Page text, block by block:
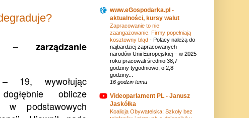
– zarządzanie
19, wywołując
oblicze
w podstawowych
www.eGospodarka.pl -
aktualności, kursy walut
Zapracowanie to nie
zaangażowanie. Firmy popełniają
kosztowny błąd - Polacy należą do
najbardziej zapracowanych
narodów Unii Europejskiej – w 2025
roku pracowali średnio 38,7
godziny tygodniowo, o 2,8
godziny...
16 godzin temu
Videoparlament PL - Janusz
Jaskółka
Koalicja Obywatelska: Szkoły bez